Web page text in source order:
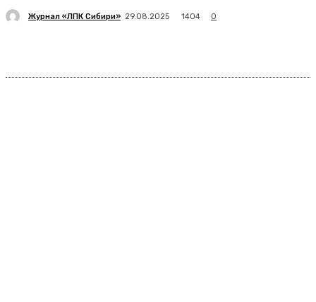
Журнал «ЛПК Сибири» 29.08.2025 1404 0